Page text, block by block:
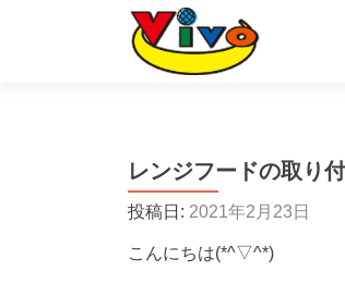
レンジフードの取り
投稿日: 2021年2月23日
こんにちは(*^▽^*)